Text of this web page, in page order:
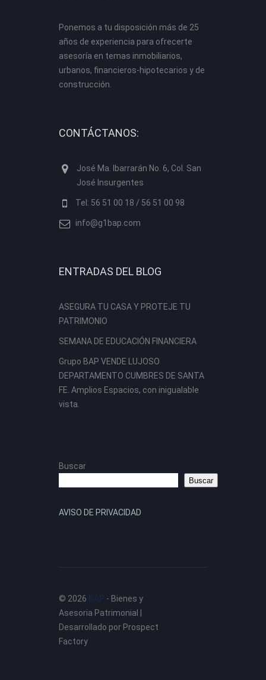
Ponemos a tu disposición más de 25
años de experiencia para ofrecerte
asesoría en temas inmobiliarios,
urbanos, financieros-hipotecarios y de
construcción.
CONTÁCTANOS:
José Ma. Ibarrarán No. 6, Col. San
José Insurgentes
Tel: 56 51 00 18 / 56 51 00 98
info@g1bap.com
ENTRADAS DEL BLOG
ASEGURA TU CASA Y PROTEJE TU
PATRIMONIO
SEMANA DE EDUCACIÓN FINANCIERA
Grupo BAP VENDE LUJOSO
DEPARTAMENTO CUMBRES DE SANTA
FE. Amplios Espacios, con inigualable
vista.
Buscar
Buscar
AVISO DE PRIVACIDAD
© 2026 BAP ‐ Bienes y
Asesoria Patrimonial |
Desarrollado por Prospect
Factory